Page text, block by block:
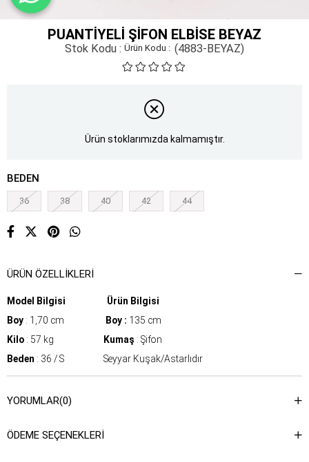
PUANTIYELI ŞIFON ELBISE BEYAZ
Stok Kodu (4883-BEYAZ)
Ürün stoklarımızda kalmamıştır.
BEDEN
36 38 40 42 44
ÜRÜN ÖZELLIKLERI
Model Bilgisi Ürün Bilgisi
Boy : 1,70 cm Boy : 135 cm
Kilo : 57 kg Kumaş : Şifon
Beden : 36 / S Seyyar Kuşak/Astarlıdır
YORUMLAR(0)
ÖDEME SEÇENEKLERI